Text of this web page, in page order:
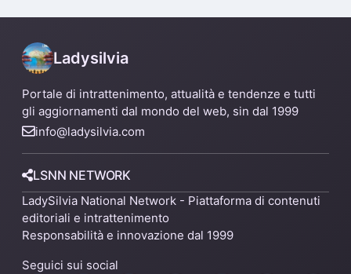
Ladysilvia
Portale di intrattenimento, attualità e tendenze e tutti
gli aggiornamenti dal mondo del web, sin dal 1999
info@ladysilvia.com
LSNN NETWORK
LadySilvia National Network - Piattaforma di contenuti
editoriali e intrattenimento
Responsabilità e innovazione dal 1999
Seguici sui social